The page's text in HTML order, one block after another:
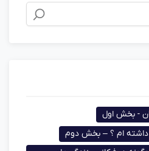
- بخش اول
ام ؟ – بخش دوم